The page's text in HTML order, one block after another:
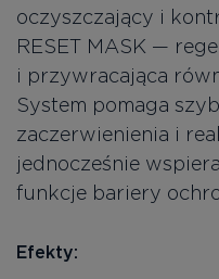
oczyszczający i
RESET MASK —
i przywracająca
System pomaga
zaczerwienienia i
jednocześnie
funkcje bariery
Efekty: